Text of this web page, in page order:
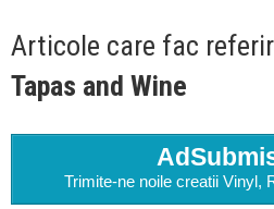
Articole care fac
Tapas and Wine
Trimite-ne noile creatii Vinyl,